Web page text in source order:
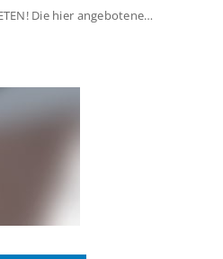
Die hier angebotene
Wohnlage von Krefeld-Bockum.